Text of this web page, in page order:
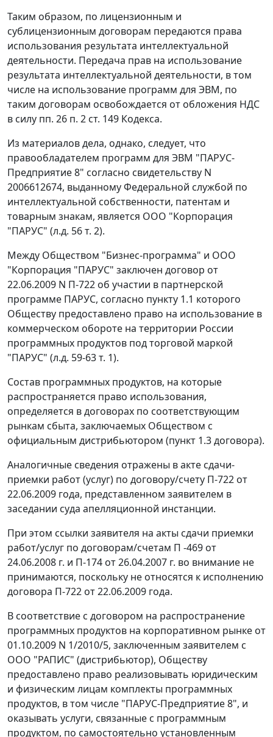
Таким образом, по лицензионным и
сублицензионным договорам передаются права
использования результата интеллектуальной
деятельности. Передача прав на использование
результата интеллектуальной деятельности, в том
числе на использование программ для ЭВМ, по
таким договорам освобождается от обложения НДС
в силу пп. 26 п. 2 ст. 149 Кодекса.
Из материалов дела, однако, следует, что
правообладателем программ для ЭВМ "ПАРУС-
Предприятие 8" согласно свидетельству N
2006612674, выданному Федеральной службой по
интеллектуальной собственности, патентам и
товарным знакам, является ООО "Корпорация
"ПАРУС" (л.д. 56 т. 2).
Между Обществом "Бизнес-программа" и ООО
"Корпорация "ПАРУС" заключен договор от
22.06.2009 N П-722 об участии в партнерской
программе ПАРУС, согласно пункту 1.1 которого
Обществу предоставлено право на использование в
коммерческом обороте на территории России
программных продуктов под торговой маркой
"ПАРУС" (л.д. 59-63 т. 1).
Состав программных продуктов, на которые
распространяется право использования,
определяется в договорах по соответствующим
рынкам сбыта, заключаемых Обществом с
официальным дистрибьютором (пункт 1.3 договора).
Аналогичные сведения отражены в акте сдачи-
приемки работ (услуг) по договору/счету П-722 от
22.06.2009 года, представленном заявителем в
заседании суда апелляционной инстанции.
При этом ссылки заявителя на акты сдачи приемки
работ/услуг по договорам/счетам П -469 от
24.06.2008 г. и П-174 от 26.04.2007 г. во внимание не
принимаются, поскольку не относятся к исполнению
договора П-722 от 22.06.2009 года.
В соответствие с договором на распространение
программных продуктов на корпоративном рынке от
01.10.2009 N 1/2010/5, заключенным заявителем с
ООО "РАПИС" (дистрибьютор), Обществу
предоставлено право реализовывать юридическим
и физическим лицам комплекты программных
продуктов, в том числе "ПАРУС-Предприятие 8", и
оказывать услуги, связанные с программным
продуктом, по самостоятельно установленным